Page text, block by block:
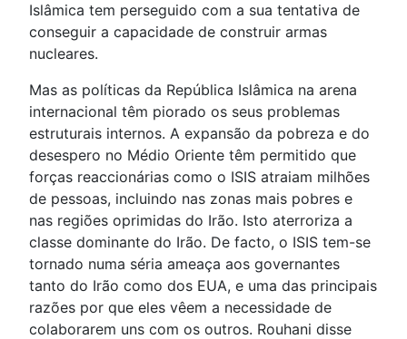
Islâmica tem perseguido com a sua tentativa de
conseguir a capacidade de construir armas
nucleares.
Mas as políticas da República Islâmica na arena
internacional têm piorado os seus problemas
estruturais internos. A expansão da pobreza e do
desespero no Médio Oriente têm permitido que
forças reaccionárias como o ISIS atraiam milhões
de pessoas, incluindo nas zonas mais pobres e
nas regiões oprimidas do Irão. Isto aterroriza a
classe dominante do Irão. De facto, o ISIS tem-se
tornado numa séria ameaça aos governantes
tanto do Irão como dos EUA, e uma das principais
razões por que eles vêem a necessidade de
colaborarem uns com os outros. Rouhani disse